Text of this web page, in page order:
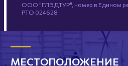
ООО "ГЛЭДТУР", номер в Едином
РТО 024628
МЕСТОПОЛОЖЕНИЕ